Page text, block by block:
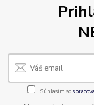
Súhlasím so